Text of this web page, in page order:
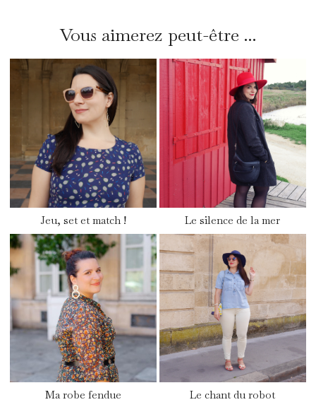
Vous aimerez peut-être ...
Jeu, set et match ! Le silence de la mer
Ma robe fendue Le chant du robot